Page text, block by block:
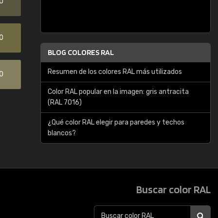
BLOG COLORES RAL
Resumen de los colores RAL más utilizados
Color RAL popular en la imagen: gris antracita
(RAL 7016)
¿Qué color RAL elegir para paredes y techos
blancos?
Buscar color RAL